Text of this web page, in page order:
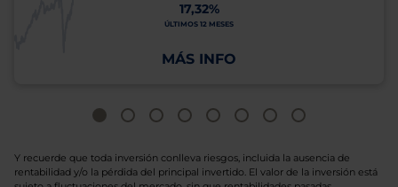
17,32%
ÚLTIMOS 12 MESES
MÁS INFO
Y recuerde que toda inversión conlleva riesgos, incluida la ausencia de
rentabilidad y/o la pérdida del principal invertido. El valor de la inversión está